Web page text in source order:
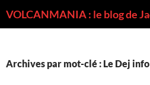
Archives par mot-clé : Le Dej info